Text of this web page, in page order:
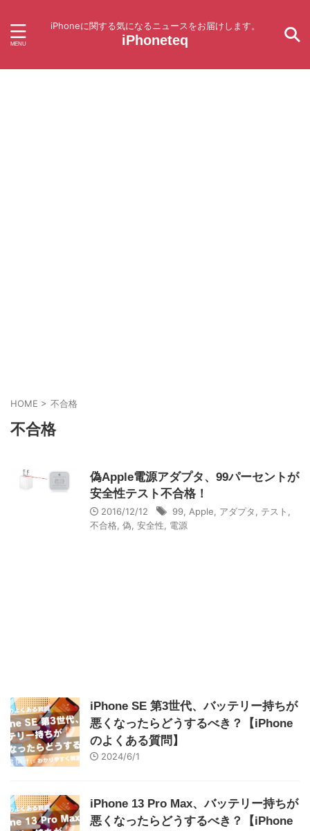
iPhoneに関する気になるニュースをお届けします。
iPhoneteq
HOME > 不合格
不合格
偽Apple電源アダプタ、99パーセントが
安全性テスト不合格！
2016/12/12 99 Apple アダプタ テスト
不合格 偽 安全性 電源
iPhone SE 第3世代、バッテリー持ちが
悪くなったらどうするべき？【iPhone
のよくある質問】
2024/6/1
iPhone 13 Pro Max、バッテリー持ちが
悪くなったらどうするべき？【iPhone